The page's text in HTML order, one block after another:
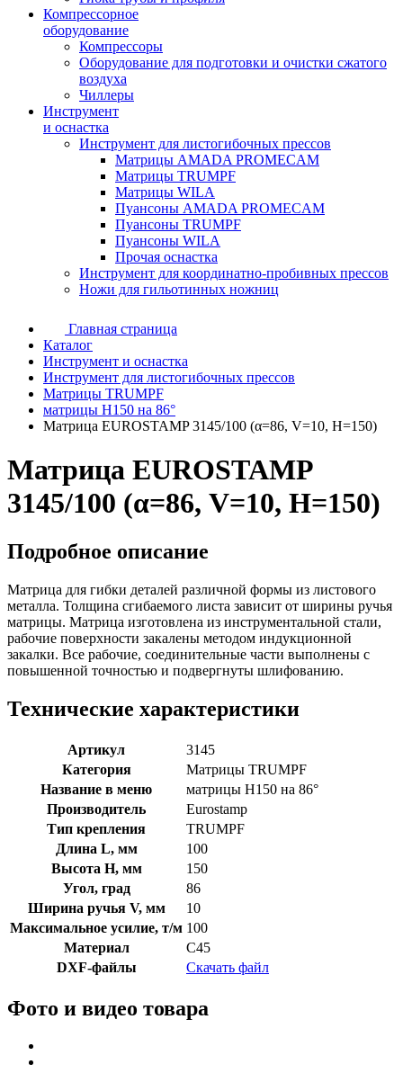
Компрессорное
оборудование
Компрессоры
Оборудование для подготовки и очистки сжатого
воздуха
Чиллеры
Инструмент
и оснастка
Инструмент для листогибочных прессов
Матрицы AMADA PROMECAM
Матрицы TRUMPF
Матрицы WILA
Пуансоны AMADA PROMECAM
Пуансоны TRUMPF
Пуансоны WILA
Прочая оснастка
Инструмент для координатно-пробивных прессов
Ножи для гильотинных ножниц
Главная страница
Каталог
Инструмент и оснастка
Инструмент для листогибочных прессов
Матрицы TRUMPF
матрицы H150 на 86°
Матрица EUROSTAMP 3145/100 (α=86, V=10, H=150)
Матрица EUROSTAMP
3145/100 (α=86, V=10, H=150)
Подробное описание
Матрица для гибки деталей различной формы из листового
металла. Толщина сгибаемого листа зависит от ширины ручья
матрицы. Матрица изготовлена из инструментальной стали,
рабочие поверхности закалены методом индукционной
закалки. Все рабочие, соединительные части выполнены с
повышенной точностью и подвергнуты шлифованию.
Технические характеристики
Артикул
3145
Категория
Матрицы TRUMPF
Название в меню
матрицы H150 на 86°
Производитель
Eurostamp
Тип крепления
TRUMPF
Длина L, мм
100
Высота H, мм
150
Угол, град
86
Ширина ручья V, мм
10
Максимальное усилие, т/м 100
Материал
C45
DXF-файлы
Скачать файл
Фото и видео товара